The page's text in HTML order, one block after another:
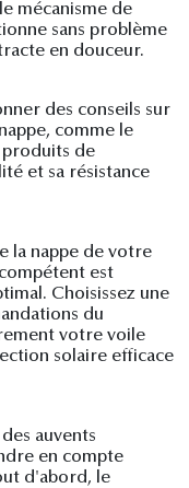
mécanisme de
sans problème
en douceur.
des conseils sur
comme le
de
et sa résistance
la nappe de votre
est
Choisissez une
du
votre voile
solaire efficace
auvents
en compte
d'abord, le